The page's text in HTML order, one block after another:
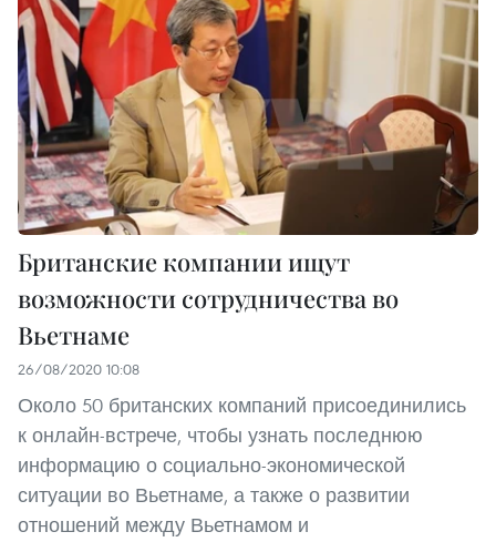
Британские компании ищут
возможности сотрудничества во
Вьетнаме
26/08/2020 10:08
Около 50 британских компаний присоединились
к онлайн-встрече, чтобы узнать последнюю
информацию о социально-экономической
ситуации во Вьетнаме, а также о развитии
отношений между Вьетнамом и